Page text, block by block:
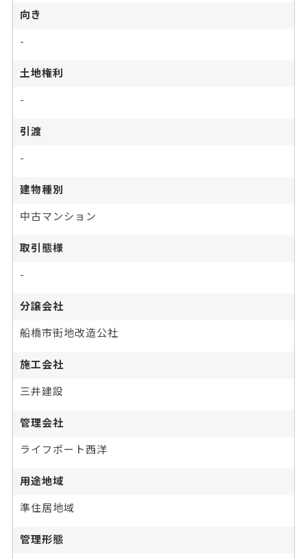
向き
-
土地権利
-
引渡
-
建物種別
中古マンション
取引態様
-
分譲会社
船橋市街地改造公社
施工会社
三井建設
管理会社
ライフポート西洋
用途地域
準住居地域
管理形態